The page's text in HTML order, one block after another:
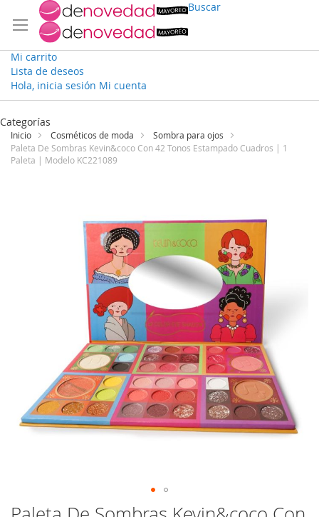
Buscar
Mi carrito
Lista de deseos
Hola, inicia sesión Mi cuenta
Ir
contenido
Categorías
Inicio Cosméticos de moda
Sombra para ojos
Paleta De Sombras Kevin&coco Con 42 Tonos Estampado Cuadros | 1
Paleta | Modelo KC221089
Saltar